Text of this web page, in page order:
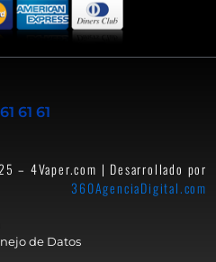
61 61
– 4Vaper.com | Desarrollado por
360AgenciaDigital.com
de Datos